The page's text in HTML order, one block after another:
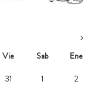
Vie Sab
Ene
31 1 2